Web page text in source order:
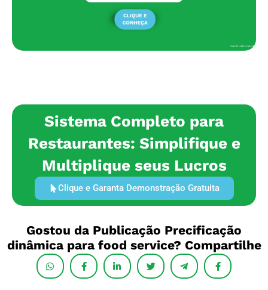
Sistema Completo para
Restaurantes: Simplifique e
Multiplique seus Lucros
Clique e Garanta Demonstração Gratuita
Gostou da Publicação Precificação
dinâmica para food service? Compartilhe